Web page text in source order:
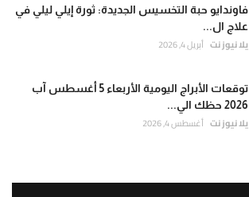
فاوندايو حبة التخسيس الجديدة: ثورة إيلي ليلي في
علاج ال...
يلا نيوز نت أبريل 4, 2026
توقعات الأبراج اليومية الأربعاء 5 أغسطس آب
2026 حظك الي...
يلا نيوز نت أغسطس 4, 2026